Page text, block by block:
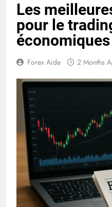
Les
pour le
économiques
Forex Aide 2 Months